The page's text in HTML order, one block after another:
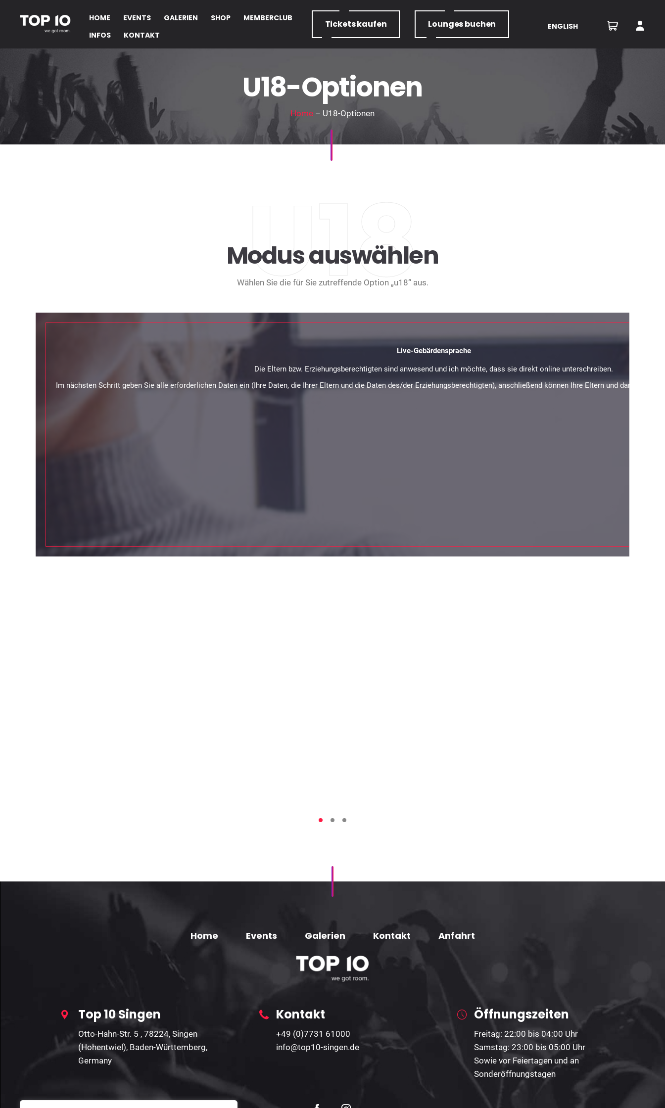
HOME EVENTS GALERIEN SHOP
MEMBERCLUB
INFOS
KONTAKT
Ticketskaufen Loungesbuchen ENGLISH
U18-Optionen
Home – U18-Optionen
Modus auswählen
U18
Wählen Sie die für Sie zutreffende Option „u18“ aus.
Live-Gebärdensprache
Die Eltern bzw. Erziehungsberechtigten sind anwesend und ich möchte, dass sie direkt online unterschreiben.
Im nächsten Schritt geben Sie alle erforderlichen Daten ein (Ihre Daten, die Ihrer Eltern und die Daten des/der Erziehungsberechtigten), anschließend können Ihre Eltern und dann der/
Home Events Galerien Kontakt Anfahrt
Top 10 Singen
Otto-Hahn-Str. 5 , 78224, Singen
(Hohentwiel), Baden-Württemberg,
Germany
Kontakt
+49 (0)7731 61000
info@top10-singen.de
Öffnungszeiten
Freitag: 22:00 bis 04:00 Uhr
Samstag: 23:00 bis 05:00 Uhr
Sowie vor Feiertagen und an
Sonderöffnungstagen